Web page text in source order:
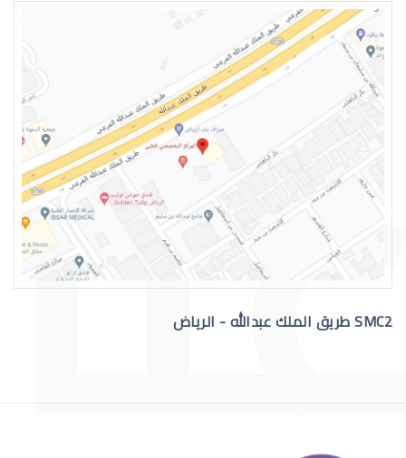
جراحة تجميل العيون بالرياض
عمليات تجميل العيون الغائرة
SMC2 طريق الملك عبدالله - الرياض